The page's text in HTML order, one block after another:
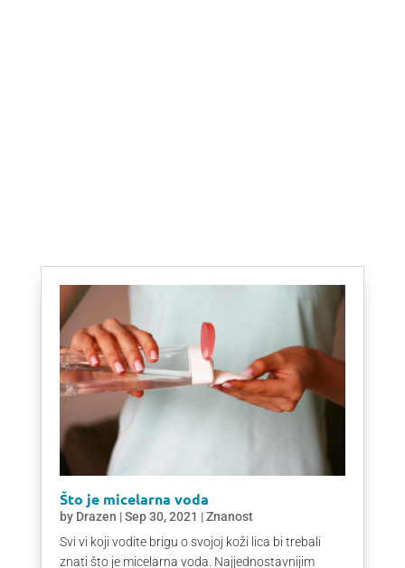
Što je micelarna voda
by Drazen |Sep 30, 2021 |Znanost
Svi vi koji vodite brigu o svojoj koži lica bi trebali
znati što je micelarna voda. Najjednostavnijim